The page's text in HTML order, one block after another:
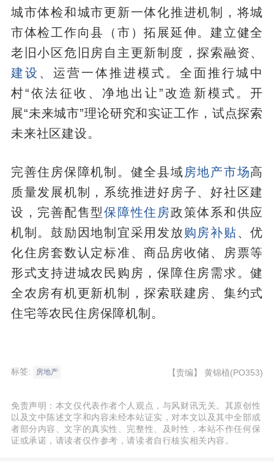
城市体检和城市更新一体化推进机制，将城
市体检工作向县（市）拓展延伸。建立健全
老旧小区危旧房自主更新制度，探索融资、
建设 、运营一体推进模式。全面推行城中
村“依法征收、净地出让”改造新模式。开
展“未来城市”理论研究和实证工作，试点探索
未来社区建设。
完善住房保障机制。健全县域 房地产市场高
质量发展机制，系统推进好房子、好社区建
设，完善配售型保障性住房政策体系和供应
机制。鼓励因地制宜采用发放 购房补贴、优
化住房套数认定标准、商品房收储、房票等
形式支持进城农民购房，保障住房需求。健
全农房有机更新机制，探索联建房、集约式
住宅等农民住房保障机制。
标签: 房地产 【责编】 黄锦植(PO353)
免责声明：本文仅代表作者个人观点，与风财讯无关。其原创性
以及文中陈述文字和内容未经本站证实，对本文以及其中全部或
者部分内容、文字的真实性、完整性、及时性，本站不作任何保
证或承诺，请读者仅作参考，请读者自行核实相关内容。